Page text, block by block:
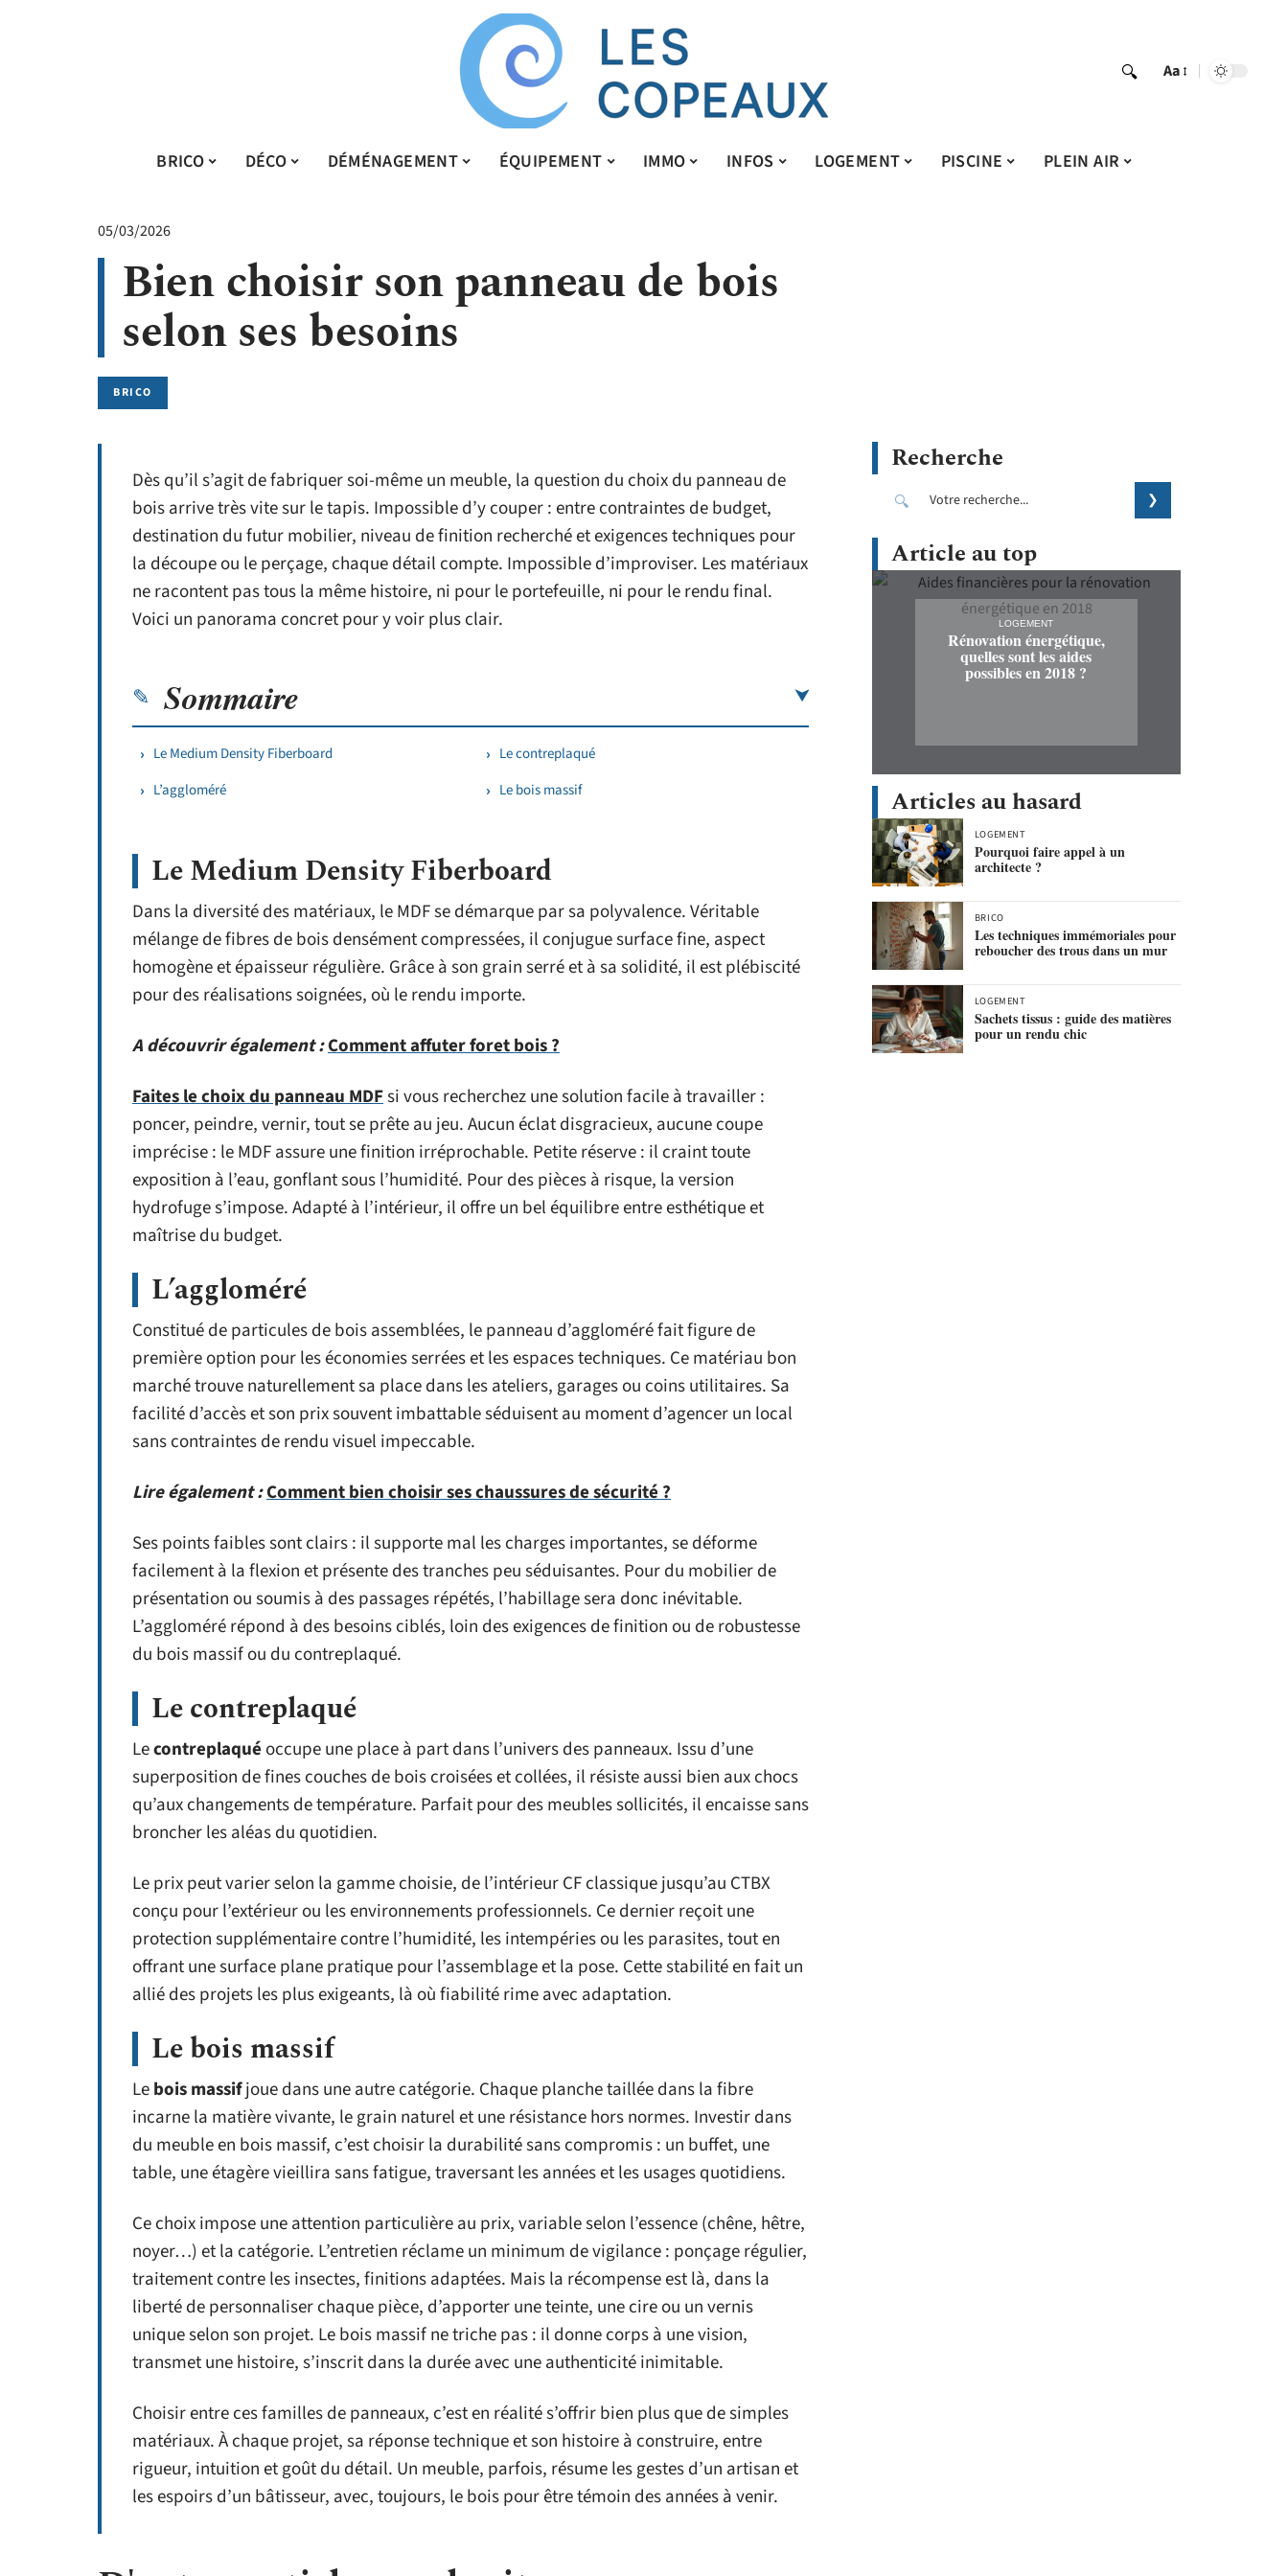
Aa
BRICO DÉCO DÉMÉNAGEMENT ÉQUIPEMENT IMMO INFOS LOGEMENT PISCINE PLEIN AIR
05/03/2026
Bien choisir son panneau de bois
selon ses besoins
BRICO
Dès qu’il s’agit de fabriquer soi-même un meuble, la question du choix du panneau de
bois arrive très vite sur le tapis. Impossible d’y couper : entre contraintes de budget,
destination du futur mobilier, niveau de finition recherché et exigences techniques pour
la découpe ou le perçage, chaque détail compte. Impossible d’improviser. Les matériaux
ne racontent pas tous la même histoire, ni pour le portefeuille, ni pour le rendu final.
Voici un panorama concret pour y voir plus clair.
Sommaire
Le Medium Density Fiberboard
L’aggloméré
Le contreplaqué
Le bois massif
Le Medium Density Fiberboard
Dans la diversité des matériaux, le MDF se démarque par sa polyvalence. Véritable
mélange de fibres de bois densément compressées, il conjugue surface fine, aspect
homogène et épaisseur régulière. Grâce à son grain serré et à sa solidité, il est plébiscité
pour des réalisations soignées, où le rendu importe.
A découvrir également :Comment affuter foret bois ?
Faites le choix du panneau MDFsi vous recherchez une solution facile à travailler :
poncer, peindre, vernir, tout se prête au jeu. Aucun éclat disgracieux, aucune coupe
imprécise : le MDF assure une finition irréprochable. Petite réserve : il craint toute
exposition à l’eau, gonflant sous l’humidité. Pour des pièces à risque, la version
hydrofuge s’impose. Adapté à l’intérieur, il offre un bel équilibre entre esthétique et
maîtrise du budget.
L’aggloméré
Constitué de particules de bois assemblées, le panneau d’aggloméré fait figure de
première option pour les économies serrées et les espaces techniques. Ce matériau bon
marché trouve naturellement sa place dans les ateliers, garages ou coins utilitaires. Sa
facilité d’accès et son prix souvent imbattable séduisent au moment d’agencer un local
sans contraintes de rendu visuel impeccable.
Lire également :Comment bien choisir ses chaussures de sécurité ?
Ses points faibles sont clairs : il supporte mal les charges importantes, se déforme
facilement à la flexion et présente des tranches peu séduisantes. Pour du mobilier de
présentation ou soumis à des passages répétés, l’habillage sera donc inévitable.
L’aggloméré répond à des besoins ciblés, loin des exigences de finition ou de robustesse
du bois massif ou du contreplaqué.
Le contreplaqué
Lecontreplaqué occupe une place à part dans l’univers des panneaux. Issu d’une
superposition de fines couches de bois croisées et collées, il résiste aussi bien aux chocs
qu’aux changements de température. Parfait pour des meubles sollicités, il encaisse sans
broncher les aléas du quotidien.
Le prix peut varier selon la gamme choisie, de l’intérieur CF classique jusqu’au CTBX
conçu pour l’extérieur ou les environnements professionnels. Ce dernier reçoit une
protection supplémentaire contre l’humidité, les intempéries ou les parasites, tout en
offrant une surface plane pratique pour l’assemblage et la pose. Cette stabilité en fait un
allié des projets les plus exigeants, là où fiabilité rime avec adaptation.
Le bois massif
Lebois massifjoue dans une autre catégorie. Chaque planche taillée dans la fibre
incarne la matière vivante, le grain naturel et une résistance hors normes. Investir dans
du meuble en bois massif, c’est choisir la durabilité sans compromis : un buffet, une
table, une étagère vieillira sans fatigue, traversant les années et les usages quotidiens.
Ce choix impose une attention particulière au prix, variable selon l’essence (chêne, hêtre,
noyer…) et la catégorie. L’entretien réclame un minimum de vigilance : ponçage régulier,
traitement contre les insectes, finitions adaptées. Mais la récompense est là, dans la
liberté de personnaliser chaque pièce, d’apporter une teinte, une cire ou un vernis
unique selon son projet. Le bois massif ne triche pas : il donne corps à une vision,
transmet une histoire, s’inscrit dans la durée avec une authenticité inimitable.
Choisir entre ces familles de panneaux, c’est en réalité s’offrir bien plus que de simples
matériaux. À chaque projet, sa réponse technique et son histoire à construire, entre
rigueur, intuition et goût du détail. Un meuble, parfois, résume les gestes d’un artisan et
les espoirs d’un bâtisseur, avec, toujours, le bois pour être témoin des années à venir.
Recherche
Article au top
LOGEMENT
Rénovation énergétique,
quelles sont les aides
possibles en 2018 ?
Articles au hasard
LOGEMENT
Pourquoi faire appel à un
architecte ?
BRICO
Les techniques immémoriales pour
reboucher des trous dans un mur
LOGEMENT
Sachets tissus : guide des matières
pour un rendu chic